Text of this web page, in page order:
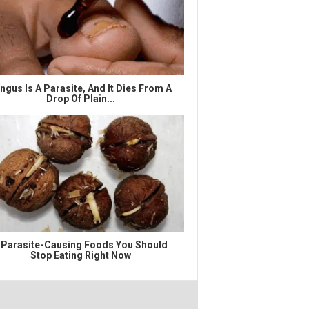
Is A Parasite, And It Dies From A
Drop Of Plain...
Causing Foods You Should
Stop Eating Right Now